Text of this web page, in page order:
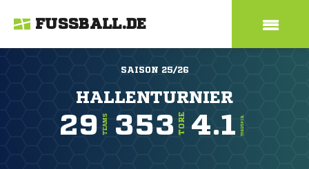
FUSSBALL.DE
SAISON 25/26
HALLENTURNIER
29 TEAMS 353 TORE 4.1 TORE/SPIEL